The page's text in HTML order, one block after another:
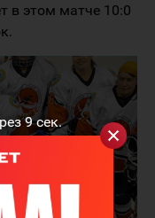
8сек.
в этом матче 10:0